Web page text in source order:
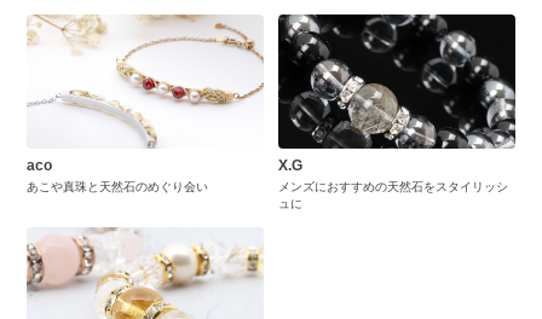
aco
あこや真珠と天然石のめぐり会い
X.G
メンズにおすすめの天然石をスタイリッシ
ュに